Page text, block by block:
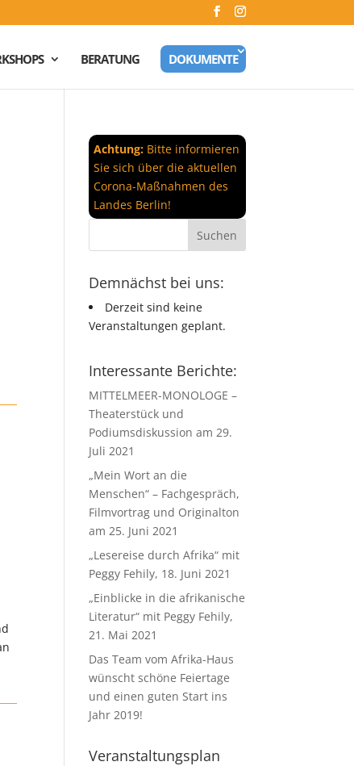
BERATUNG DOKUMENTE
Achtung: Bitte informieren
Sie sich über die aktuellen
Corona-Maßnahmen des
Landes Berlin!
Demnächst bei uns:
Derzeit sind keine
Veranstaltungen geplant.
Interessante Berichte:
MITTELMEER-MONOLOGE –
Theaterstück und
Podiumsdiskussion am 29.
Juli 2021
„Mein Wort an die
Menschen“ – Fachgespräch,
Filmvortrag und Originalton
am 25. Juni 2021
„Lesereise durch Afrika“ mit
Peggy Fehily, 18. Juni 2021
„Einblicke in die afrikanische
Literatur“ mit Peggy Fehily,
21. Mai 2021
Das Team vom Afrika-Haus
wünscht schöne Feiertage
und einen guten Start ins
Jahr 2019!
Veranstaltungsplan